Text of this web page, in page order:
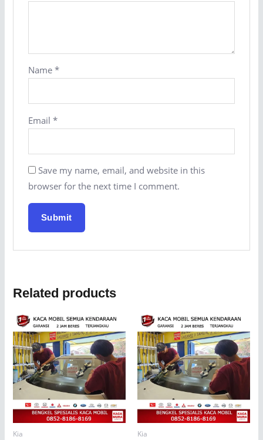
Name *
Email *
Save my name, email, and website in this
browser for the next time I comment.
Related products
Kia Kia